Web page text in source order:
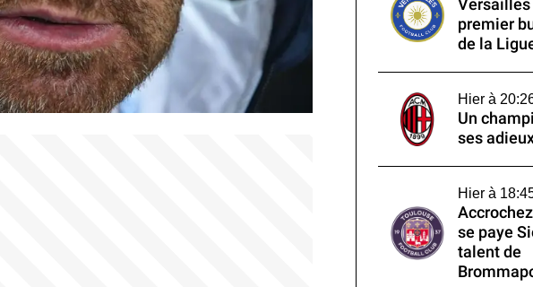
premier
de la
Hier à
Un
ses
Hier à
se paye
talent de